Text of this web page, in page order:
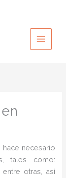
necesario
tales como:
entre otras, así